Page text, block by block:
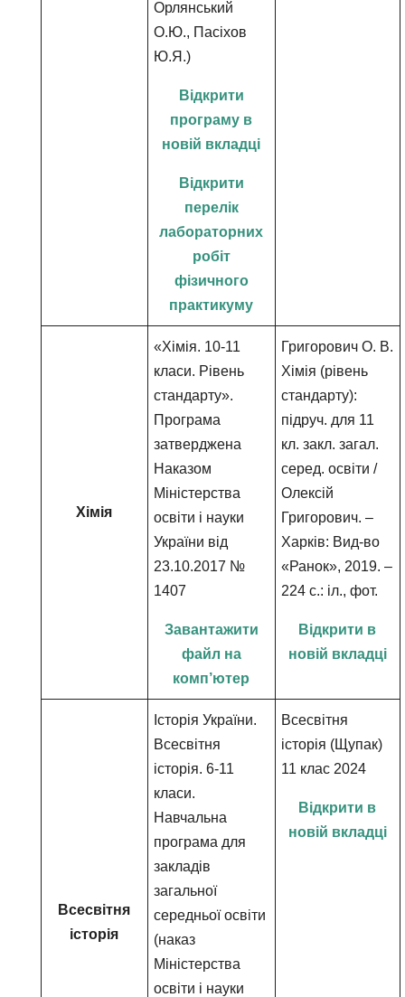
Орлянський
О.Ю., Пасіхов
Ю.Я.)
Відкрити
програму в
новій вкладці
Відкрити
перелік
лабораторних
робіт
фізичного
практикуму
Хімія
«Хімія. 10-11
класи. Рівень
стандарту».
Програма
затверджена
Наказом
Міністерства
освіти і науки
України від
23.10.2017 №
1407
Завантажити
файл на
комп’ютер
Григорович О. В.
Хімія (рівень
стандарту):
підруч. для 11
кл. закл. загал.
серед. освіти /
Олексій
Григорович. –
Харків: Вид-во
«Ранок», 2019. –
224 с.: іл., фот.
Відкрити в
новій вкладці
Всесвітня
історія
Історія України.
Всесвітня
історія. 6-11
класи.
Навчальна
програма для
закладів
загальної
середньої освіти
(наказ
Міністерства
освіти і науки
Всесвітня
історія (Щупак)
11 клас 2024
Відкрити в
новій вкладці